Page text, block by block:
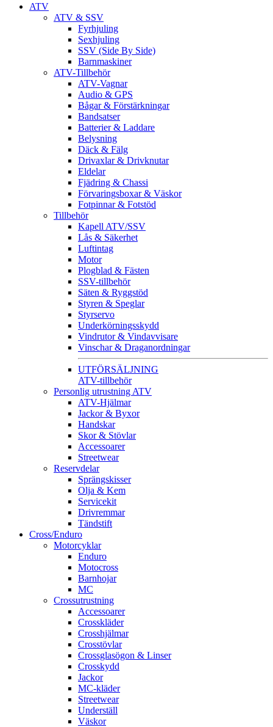
ATV
ATV & SSV
Fyrhjuling
Sexhjuling
SSV (Side By Side)
Barnmaskiner
ATV-Tillbehör
ATV-Vagnar
Audio & GPS
Bågar & Förstärkningar
Bandsatser
Batterier & Laddare
Belysning
Däck & Fälg
Drivaxlar & Drivknutar
Eldelar
Fjädring & Chassi
Förvaringsboxar & Väskor
Fotpinnar & Fotstöd
Tillbehör
Kapell ATV/SSV
Lås & Säkerhet
Luftintag
Motor
Plogblad & Fästen
SSV-tillbehör
Säten & Ryggstöd
Styren & Speglar
Styrservo
Underkörningsskydd
Vindrutor & Vindavvisare
Vinschar & Draganordningar
UTFÖRSÄLJNING
ATV-tillbehör
Personlig utrustning ATV
ATV-Hjälmar
Jackor & Byxor
Handskar
Skor & Stövlar
Accessoarer
Streetwear
Reservdelar
Sprängskisser
Olja & Kem
Servicekit
Drivremmar
Tändstift
Cross/Enduro
Motorcyklar
Enduro
Motocross
Barnhojar
MC
Crossutrustning
Accessoarer
Crosskläder
Crosshjälmar
Crosstövlar
Crossglasögon & Linser
Crosskydd
Jackor
MC-kläder
Streetwear
Underställ
Väskor